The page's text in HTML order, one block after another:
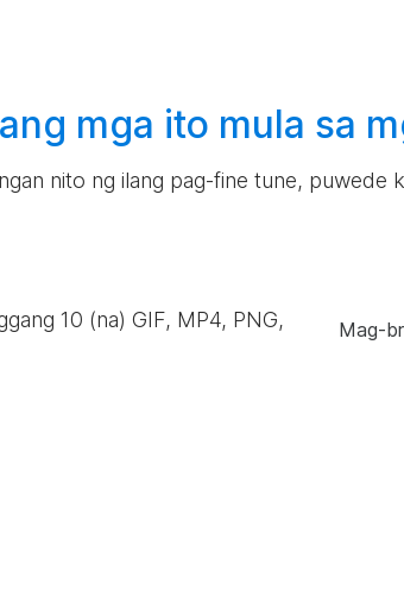
ang mga ito mula sa
nito ng ilang pag-fine tune, puwede
10 (na) GIF, MP4, PNG,
Mag-